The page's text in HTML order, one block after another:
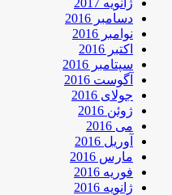
دسامبر 2016
نوامبر 2016
اکتبر 2016
سپتامبر 2016
آگوست 2016
جولای 2016
ژوئن 2016
می 2016
آوریل 2016
مارس 2016
فوریه 2016
ژانویه 2016